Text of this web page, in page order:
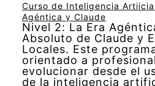
Curso de Inteligencia
Agéntica y Claude
Nivel 2: La Era
Absoluto de Claude y
Locales. Este
orientado a
evolucionar desde el
de la inteligencia